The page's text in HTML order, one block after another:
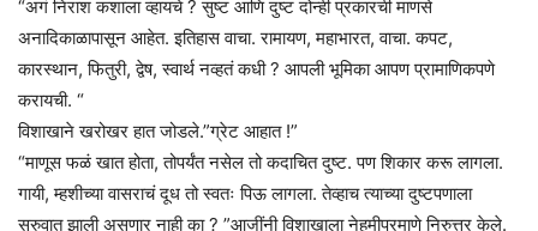
“अगं निराश कशाला व्हायचे ? सुष्ट आणि दुष्ट दोन्ही प्रकारची माणसे
अनादिकाळापासून आहेत. इतिहास वाचा. रामायण, महाभारत, वाचा. कपट,
कारस्थान, फितुरी, द्वेष, स्वार्थ नव्हतं कधी ? आपली भूमिका आपण प्रामाणिकपणे
करायची. “
विशाखाने खरोखर हात जोडले.”ग्रेट आहात !”
“माणूस फळं खात होता, तोपर्यंत नसेल तो कदाचित दुष्ट. पण शिकार करू लागला.
गायी, म्हशीच्या वासराचं दूध तो स्वतः पिऊ लागला. तेव्हाच त्याच्या दुष्टपणाला
सुरुवात झाली असणार नाही का ? ”आजींनी विशाखाला नेहमीप्रमाणे निरुत्तर केले.